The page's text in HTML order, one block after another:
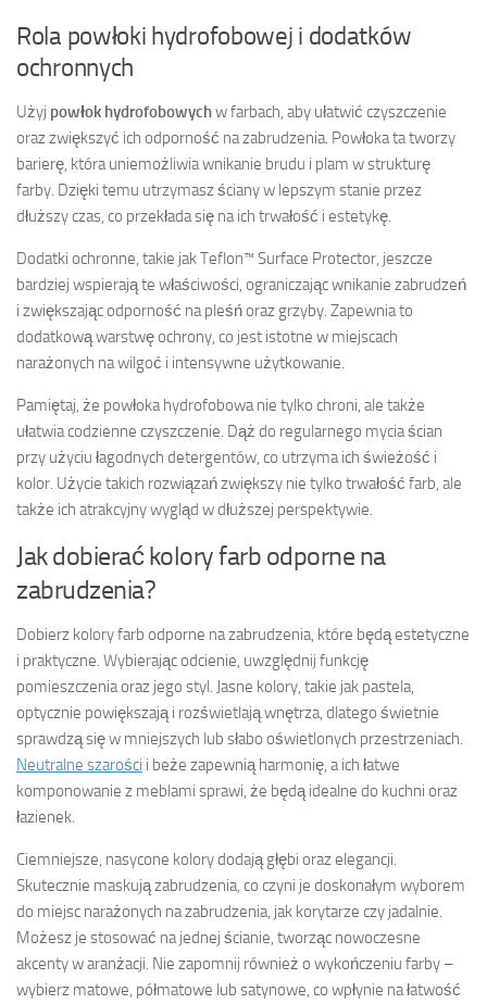
Rola powłoki hydrofobowej i dodatków
ochronnych
Użyj powłok hydrofobowychw farbach, aby ułatwić czyszczenie
oraz zwiększyć ich odporność na zabrudzenia. Powłoka ta tworzy
barierę, która uniemożliwia wnikanie brudu i plam w strukturę
farby. Dzięki temu utrzymasz ściany w lepszym stanie przez
dłuższy czas, co przekłada się na ich trwałość i estetykę.
Dodatki ochronne, takie jak Teflon™ Surface Protector, jeszcze
bardziej wspierają te właściwości, ograniczając wnikanie zabrudzeń
i zwiększając odporność na pleśń oraz grzyby. Zapewnia to
dodatkową warstwę ochrony, co jest istotne w miejscach
narażonych na wilgoć i intensywne użytkowanie.
Pamiętaj, że powłoka hydrofobowa nie tylko chroni, ale także
ułatwia codzienne czyszczenie. Dąż do regularnego mycia ścian
przy użyciu łagodnych detergentów, co utrzyma ich świeżość i
kolor. Użycie takich rozwiązań zwiększy nie tylko trwałość farb, ale
także ich atrakcyjny wygląd w dłuższej perspektywie.
Jak dobierać kolory farb odporne na
zabrudzenia?
Dobierz kolory farb odporne na zabrudzenia, które będą estetyczne
i praktyczne. Wybierając odcienie, uwzględnij funkcję
pomieszczenia oraz jego styl. Jasne kolory, takie jak pastela,
optycznie powiększają i rozświetlają wnętrza, dlatego świetnie
sprawdzą się w mniejszych lub słabo oświetlonych przestrzeniach.
Neutralne szarości i beże zapewnią harmonię, a ich łatwe
komponowanie z meblami sprawi, że będą idealne do kuchni oraz
łazienek.
Ciemniejsze, nasycone kolory dodają głębi oraz elegancji.
Skutecznie maskują zabrudzenia, co czyni je doskonałym wyborem
do miejsc narażonych na zabrudzenia, jak korytarze czy jadalnie.
Możesz je stosować na jednej ścianie, tworząc nowoczesne
akcenty w aranżacji. Nie zapomnij również o wykończeniu farby –
wybierz matowe, półmatowe lub satynowe, co wpłynie na łatwość